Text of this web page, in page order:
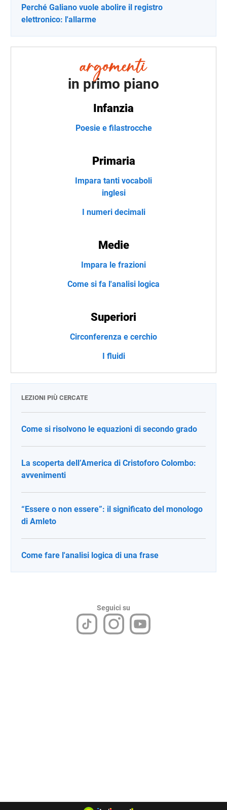
Perché Galiano vuole abolire il registro
elettronico: l'allarme
in primo piano
Infanzia
Poesie e filastrocche
Primaria
Impara tanti vocaboli
inglesi
I numeri decimali
Medie
Impara le frazioni
Come si fa l'analisi logica
Superiori
Circonferenza e cerchio
I fluidi
LEZIONI PIÙ CERCATE
Come si risolvono le equazioni di secondo grado
La scoperta dell’America di Cristoforo Colombo:
avvenimenti
“Essere o non essere”: il significato del monologo
di Amleto
Come fare l'analisi logica di una frase
Seguici su